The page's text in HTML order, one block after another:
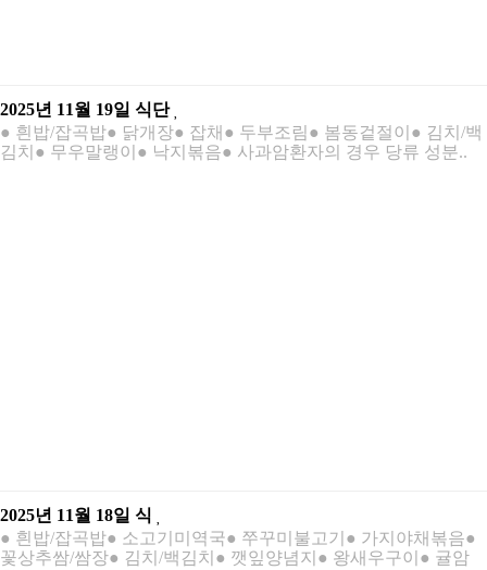
2025년 11월 19일 식단
● 흰밥/잡곡밥● 닭개장● 잡채● 두부조림● 봄동겉절이● 김치/백
김치● 무우말랭이● 낙지볶음● 사과암환자의 경우 당류 성분..
2025년 11월 18일 식
● 흰밥/잡곡밥● 소고기미역국● 쭈꾸미불고기● 가지야채볶음●
꽃상추쌈/쌈장● 김치/백김치● 깻잎양념지● 왕새우구이● 귤암